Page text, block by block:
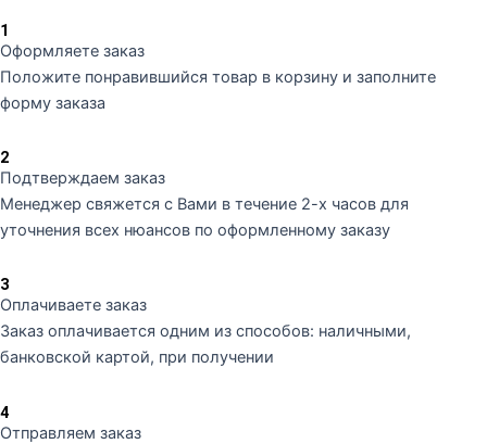
1
Оформляете заказ
Положите понравившийся товар в корзину и заполните
форму заказа
2
Подтверждаем заказ
Менеджер свяжется с Вами в течение 2-х часов для
уточнения всех нюансов по оформленному заказу
3
Оплачиваете заказ
Заказ оплачивается одним из способов: наличными,
банковской картой, при получении
4
Отправляем заказ